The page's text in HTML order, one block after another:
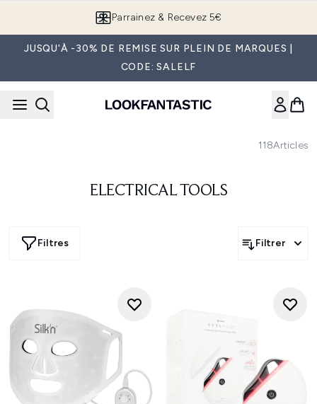
Parrainez & Recevez 5€
JUSQU'À -30% DE REMISE SUR PLEIN DE MARQUES |
CODE: SALELF
118Articles
ELECTRICAL TOOLS
Filtres Filtrer